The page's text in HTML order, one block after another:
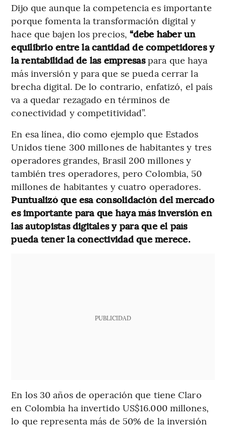
Dijo que aunque la competencia es importante
porque fomenta la transformación digital y
hace que bajen los precios, “debe haber un
equilibrio entre la cantidad de competidores y
la rentabilidad de las empresaspara que haya
más inversión y para que se pueda cerrar la
brecha digital. De lo contrario, enfatizó, el país
va a quedar rezagado en términos de
conectividad y competitividad”.
En esa línea, dio como ejemplo que Estados
Unidos tiene 300 millones de habitantes y tres
operadores grandes, Brasil 200 millones y
también tres operadores, pero Colombia, 50
millones de habitantes y cuatro operadores.
Puntualizó que esa consolidación del mercado
es importante para que haya más inversión en
las autopistas digitales y para que el país
pueda tener la conectividad que merece.
PUBLICIDAD
En los 30 años de operación que tiene Claro
en Colombia ha invertido US$16.000 millones,
lo que representa más de 50% de la inversión